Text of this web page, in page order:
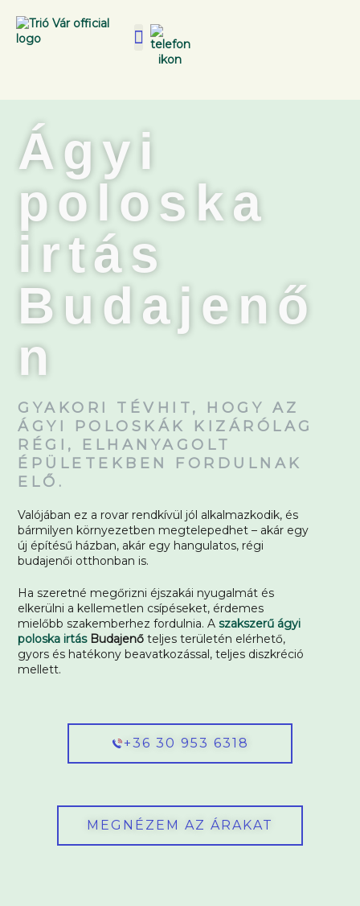
Ágyi
poloska
irtás
Budajenő
n
GYAKORI TÉVHIT, HOGY AZ
ÁGYI POLOSKÁK KIZÁRÓLAG
RÉGI, ELHANYAGOLT
ÉPÜLETEKBEN FORDULNAK
ELŐ.
Valójában ez a rovar rendkívül jól alkalmazkodik, és
bármilyen környezetben megtelepedhet – akár egy
új építésű házban, akár egy hangulatos, régi
budajenői otthonban is.
Ha szeretné megőrizni éjszakái nyugalmát és
elkerülni a kellemetlen csípéseket, érdemes
mielőbb szakemberhez fordulnia. Aszakszerű ágyi
poloska irtásBudajenő teljes területén elérhető,
gyors és hatékony beavatkozással, teljes diszkréció
mellett.
+36 30 953 6318
MEGNÉZEM AZ ÁRAKAT